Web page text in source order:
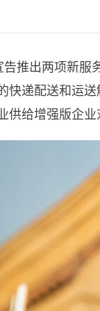
推出两项新
快递配送和运
供给增强版企